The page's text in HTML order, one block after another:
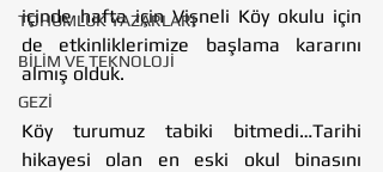
TOHUMLUK YAZARLARI
BİLİM VE TEKNOLOJİ
GEZİ
içinde hafta için Vişneli Köy okulu için
de etkinliklerimize başlama kararını
almış olduk.
Köy turumuz tabiki bitmedi…Tarihi
hikayesi olan en eski okul binasını